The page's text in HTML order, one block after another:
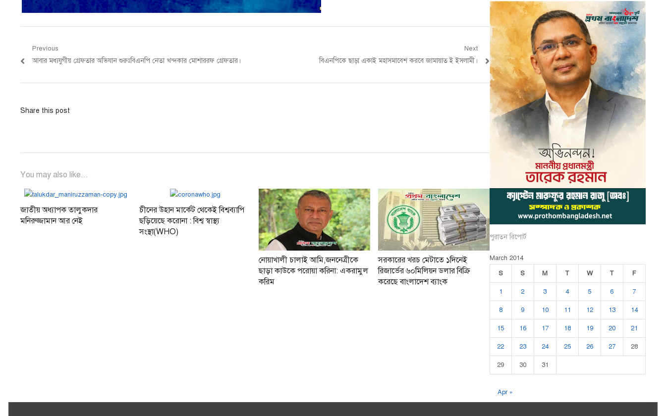
Post
navigation
Previous
Previous
আবার মধ্যযুগীয় গ্রেফতার অভিযান শুরুঃবিএনপি নেতা খন্দকার মোশাররফ গ্রেফতার।
Next
Next
বিএনপিকে ছাড়া একাই মহাসমাবেশ করবে জামায়াত ই ইসলামী।
Share this post
You may also like...
জাতীয় অধ্যাপক তালুকদার
মনিরুজ্জামান আর নেই
চীনের উহান মার্কেট থেকেই বিশ্বব্যাপি
ছড়িয়েছে করোনা : বিশ্ব স্বাস্থ্য
সংস্থা(WHO)
নোয়াখালী চালাই আমি,জননেত্রীকে
ছাড়া কাউকে পরোয়া করিনা: একরামুল
করিম
সরকারের খরচ মেটাতে ১দিনেই
রিজার্ভের ৬০মিলিয়ন ডলার বিক্রি
করেছে বাংলাদেশ ব্যাংক
পুরাতন রিপোর্ট
March 2014
S
S M T W T F
1 2 3 4 5 6 7
8 9 10 11 12 13 14
15 16 17 18 19 20 21
22 23 24 25 26 27 28
29 30 31
Apr »